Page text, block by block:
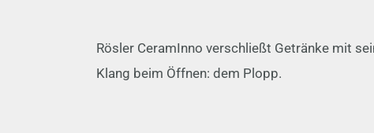
Rösler CeramInno verschließt Getränke mit
Klang beim Öffnen: dem Plopp.